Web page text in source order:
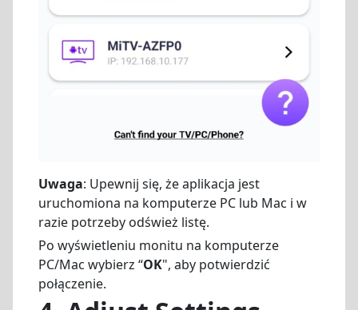
Uwaga: Upewnij się, że aplikacja jest
uruchomiona na komputerze PC lub Mac i w
razie potrzeby odśwież listę.
Po wyświetleniu monitu na komputerze
PC/Mac wybierz “OK", aby potwierdzić
połączenie.